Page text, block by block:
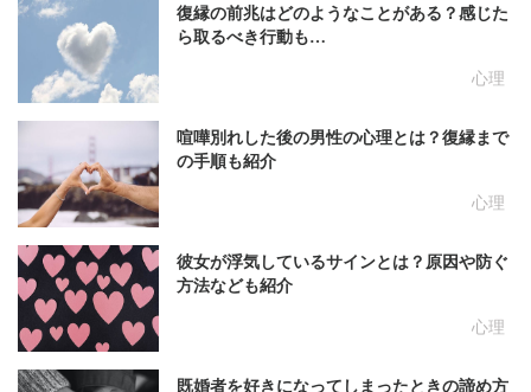
心理
復縁の前兆はどのようなことがある？感じた
ら取るべき行動も…
心理
喧嘩別れした後の男性の心理とは？復縁まで
の手順も紹介
心理
彼女が浮気しているサインとは？原因や防ぐ
方法なども紹介
既婚者を好きになってしまったときの諦め方